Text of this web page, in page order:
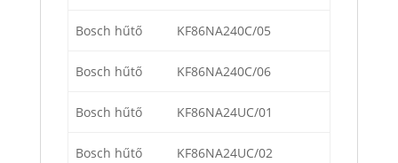
Bosch hűtő KF86NA240C/05
Bosch hűtő KF86NA240C/06
Bosch hűtő KF86NA24UC/01
Bosch hűtő KF86NA24UC/02